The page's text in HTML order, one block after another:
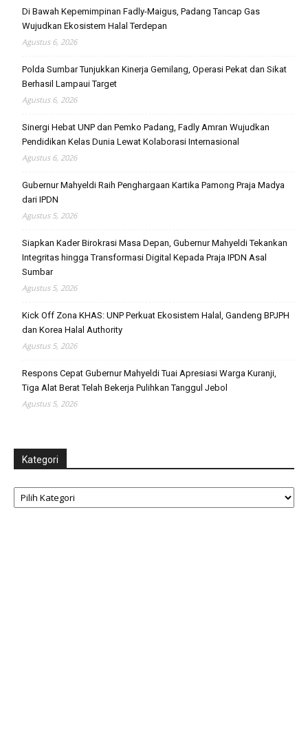
Di Bawah Kepemimpinan Fadly-Maigus, Padang Tancap Gas
Wujudkan Ekosistem Halal Terdepan
Agustus 6, 2026
Polda Sumbar Tunjukkan Kinerja Gemilang, Operasi Pekat dan Sikat
Berhasil Lampaui Target
Agustus 6, 2026
Sinergi Hebat UNP dan Pemko Padang, Fadly Amran Wujudkan
Pendidikan Kelas Dunia Lewat Kolaborasi Internasional
Agustus 6, 2026
Gubernur Mahyeldi Raih Penghargaan Kartika Pamong Praja Madya
dari IPDN
Agustus 5, 2026
Siapkan Kader Birokrasi Masa Depan, Gubernur Mahyeldi Tekankan
Integritas hingga Transformasi Digital Kepada Praja IPDN Asal
Sumbar
Agustus 5, 2026
Kick Off Zona KHAS: UNP Perkuat Ekosistem Halal, Gandeng BPJPH
dan Korea Halal Authority
Agustus 5, 2026
Respons Cepat Gubernur Mahyeldi Tuai Apresiasi Warga Kuranji,
Tiga Alat Berat Telah Bekerja Pulihkan Tanggul Jebol
Agustus 5, 2026
Kategori
Kategori